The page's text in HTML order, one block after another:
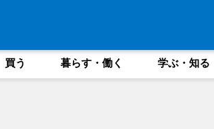
買う 暮らす・働く 学ぶ・知る